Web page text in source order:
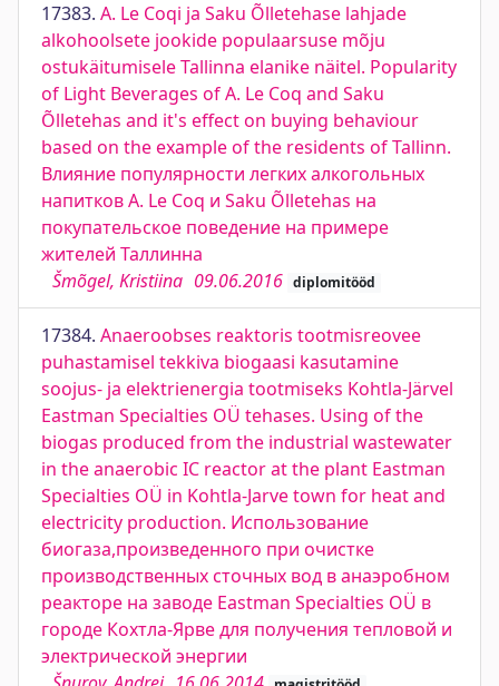
17383. A. Le Coqi ja Saku Õlletehase lahjade
alkohoolsete jookide populaarsuse mõju
ostukäitumisele Tallinna elanike näitel. Popularity
of Light Beverages of A. Le Coq and Saku
Õlletehas and it's effect on buying behaviour
based on the example of the residents of Tallinn.
Влияние популярности легких алкогольных
напитков A. Le Coq и Saku Õlletehas на
покупательское поведение на примере
жителей Таллинна
Šmõgel, Kristiina 09.06.2016 diplomitööd
17384. Anaeroobses reaktoris tootmisreovee
puhastamisel tekkiva biogaasi kasutamine
soojus- ja elektrienergia tootmiseks Kohtla-Järvel
Eastman Specialties OÜ tehases. Using of the
biogas produced from the industrial wastewater
in the anaerobic IC reactor at the plant Eastman
Specialties OÜ in Kohtla-Jarve town for heat and
electricity production. Использование
биогаза,произведенного при очистке
производственных сточных вод в анаэробном
реакторе на заводе Eastman Specialties OÜ в
городе Кохтла-Ярве для получения тепловой и
электрической энергии